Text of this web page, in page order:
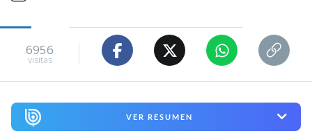
6956
visitas
VER RESUMEN